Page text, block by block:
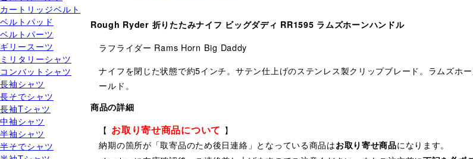
カートリッジベルト
ベルトパッド
ベルトパーツ
ギリースーツ
ミリタリーシャツ
コンバットシャツ
長袖シャツ
長そでシャツ
長袖Tシャツ
中袖シャツ
半袖シャツ
半そでシャツ
Rough Ryder 折りたたみナイフ ビッグダディ RR1595 ラムズホーンハンドル
ラフライダー Rams Horn Big Daddy
ナイフを閉じた状態で約5インチ。サテン仕上げのステンレス製クリップブレード。ラムズホ
ールド。
商品の詳細
【 お取り寄せ商品について 】
納期の箇所が「取寄品のため後日連絡」となっている商品はお取り寄せ商品になります。